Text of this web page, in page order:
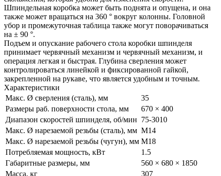
Шпиндельная коробка может быть поднята и опущена, и она
также может вращаться на 360 ° вокруг колонны. Головной
убор и промежуточная таблица также могут поворачиваться
на ± 90 °.
Подъем и опускание рабочего стола коробки шпинделя
принимает червячный механизм и червячный механизм, и
операция легкая и быстрая. Глубина сверления может
контролироваться линейкой и фиксированной гайкой,
закрепленной на рукаве, что является удобным и точным.
Характеристики
Макс. Ø сверления (сталь), мм
35
Размеры раб. поверхности стола, мм
670 × 400
Диапазон скоростей шпинделя, об/мин 75-3010
Макс. Ø нарезаемой резьбы (сталь), мм M14
Макс. Ø нарезаемой резьбы (чугун), мм M18
Потребляемая мощность, кВт
1.5
Габаритные размеры, мм
560 × 680 × 1850
Масса, кг
307